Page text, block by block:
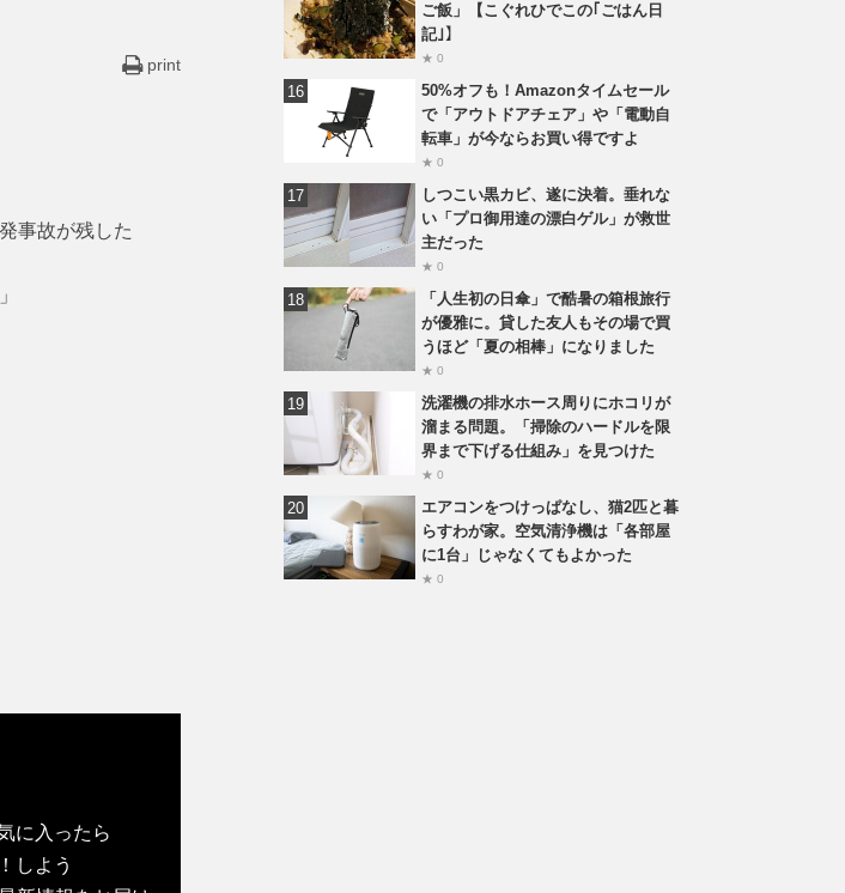
print
事故が残した
に入ったら
しよう
ご飯」【こぐれひでこの｢ごはん日
記｣】
★ 0
50%オフも！Amazonタイムセール
で「アウトドアチェア」や「電動自
転車」が今ならお買い得ですよ
★ 0
しつこい黒カビ、遂に決着。垂れな
い「プロ御用達の漂白ゲル」が救世
主だった
★ 0
「人生初の日傘」で酷暑の箱根旅行
が優雅に。貸した友人もその場で買
うほど「夏の相棒」になりました
★ 0
洗濯機の排水ホース周りにホコリが
溜まる問題。「掃除のハードルを限
界まで下げる仕組み」を見つけた
★ 0
エアコンをつけっぱなし、猫2匹と暮
らすわが家。空気清浄機は「各部屋
に1台」じゃなくてもよかった
★ 0